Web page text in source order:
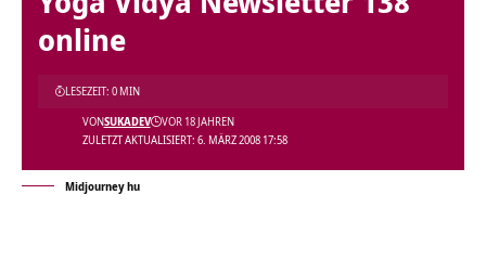
online
ZULETZT AKTUALISIERT: 6. MÄRZ 2008 17:58
VONSUKADEV VOR 18 JAHREN
LESEZEIT: 0 MIN
Midjourney hu